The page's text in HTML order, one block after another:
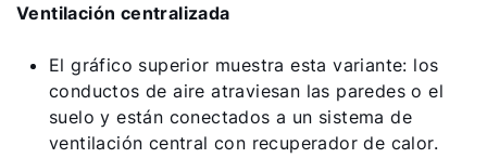
Ventilación centralizada
El gráfico superior muestra esta variante: los
conductos de aire atraviesan las paredes o el
suelo y están conectados a un sistema de
ventilación central con recuperador de calor.
Línea de atención al cliente
Encontrar a tu experto